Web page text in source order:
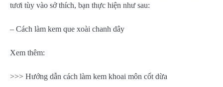
tươi tùy vào sở thích, bạn thực hiện như sau:
– Cách làm kem que xoài chanh dây
Xem thêm:
>>> Hướng dẫn cách làm kem khoai môn cốt dừa